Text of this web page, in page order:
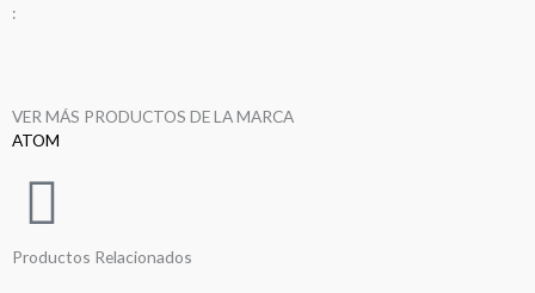
:
VER MÁS PRODUCTOS DE LA MARCA
ATOM
Productos Relacionados